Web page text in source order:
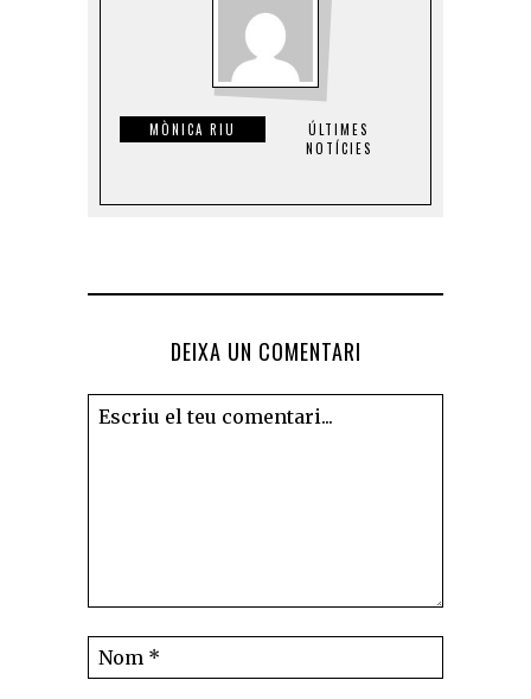
MÒNICA RIU
ÚLTIMES
NOTÍCIES
DEIXA UN COMENTARI